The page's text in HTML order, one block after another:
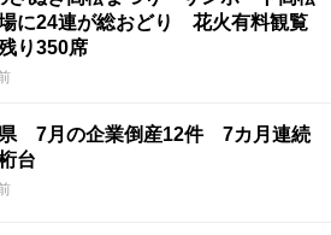
に24連が総おどり 花火有料観覧
り350席
県 7月の企業倒産12件 7カ月連続
台